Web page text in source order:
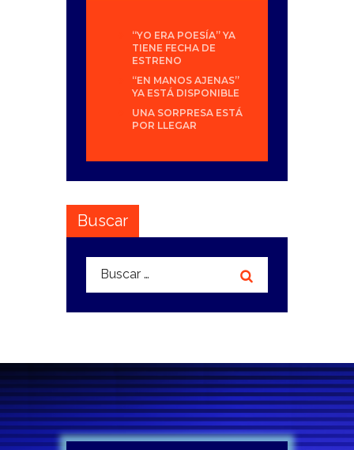
“YO ERA POESÍA” YA
TIENE FECHA DE
ESTRENO
“EN MANOS AJENAS”
YA ESTÁ DISPONIBLE
UNA SORPRESA ESTÁ
POR LLEGAR
Buscar
Buscar: